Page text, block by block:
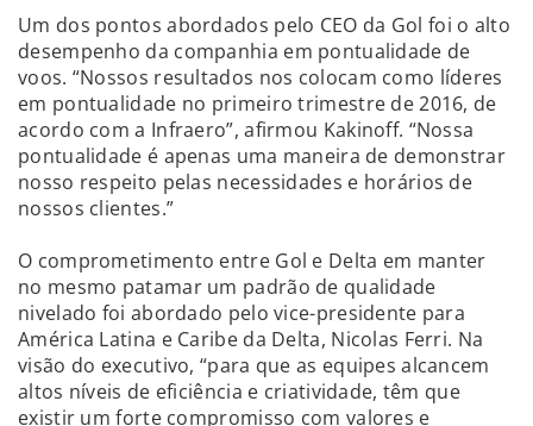
Um dos pontos abordados pelo CEO da Gol foi o alto
desempenho da companhia em pontualidade de
voos. “Nossos resultados nos colocam como líderes
em pontualidade no primeiro trimestre de 2016, de
acordo com a Infraero”, afirmou Kakinoff. “Nossa
pontualidade é apenas uma maneira de demonstrar
nosso respeito pelas necessidades e horários de
nossos clientes.”
O comprometimento entre Gol e Delta em manter
no mesmo patamar um padrão de qualidade
nivelado foi abordado pelo vice-presidente para
América Latina e Caribe da Delta, Nicolas Ferri. Na
visão do executivo, “para que as equipes alcancem
altos níveis de eficiência e criatividade, têm que
existir um forte compromisso com valores e